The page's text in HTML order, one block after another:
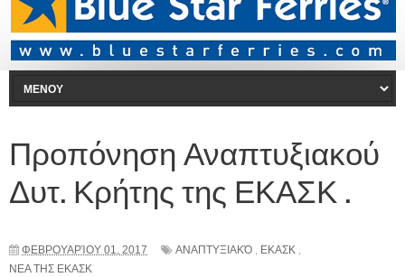
Προπόνηση Αναπτυξιακού
Δυτ. Κρήτης της ΕΚΑΣΚ .
ΦΕΒΡΟΥΑΡΊΟΥ 01, 2017 ΑΝΑΠΤΥΞΙΑΚΌ , ΕΚΑΣΚ ,
ΝΕΑ ΤΗΣ ΕΚΑΣΚ